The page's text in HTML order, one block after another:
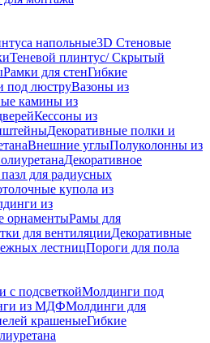
напольные3D Стеновые
Теневой плинтус/ Скрытый
Рамки для стенГибкие
под люструВазоны из
камины из
Кессоны из
Декоративные полки и
Внешние углыПолуколонны из
Декоративное
для радиусных
купола из
из
орнаментыРамы для
для вентиляцииДекоративные
лестницПороги для пола
с подсветкойМолдинги под
из МДФМолдинги для
крашеныеГибкие